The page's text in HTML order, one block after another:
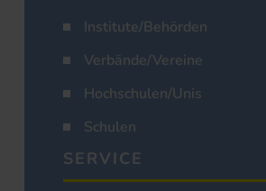
Institute/Behörden
Verbände/Vereine
Hochschulen/Unis
Schulen
SERVICE